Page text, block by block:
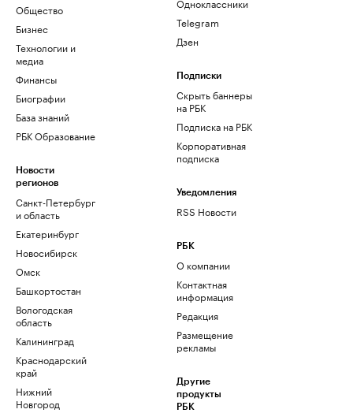
Общество
Бизнес
Технологии и
медиа
Финансы
Биографии
База знаний
РБК Образование
Новости
регионов
Санкт-Петербург
и область
Екатеринбург
Новосибирск
Омск
Башкортостан
Вологодская
область
Калининград
Краснодарский
край
Нижний
Новгород
Telegram
Дзен
Подписки
Скрыть баннеры
на РБК
Подписка на РБК
Корпоративная
подписка
Уведомления
RSS Новости
РБК
О компании
Контактная
информация
Редакция
Размещение
рекламы
Другие
продукты
РБК